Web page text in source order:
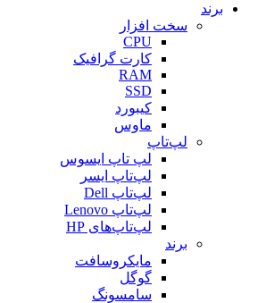
برند
سخت افزار
CPU
کارت گرافیک
RAM
SSD
کیبورد
ماوس
لپ‌تاپ
لپ تاپ ایسوس
لپ‌تاپ ایسر
لپ‌تاپ Dell
لپ‌تاپ Lenovo
لپ‌تاپ‌های HP
برند
مایکروسافت
گوگل
سامسونگ